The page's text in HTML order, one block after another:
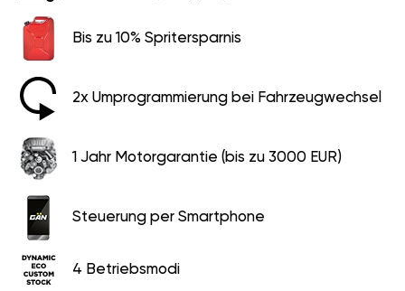
Bis zu 10% Spritersparnis
2x Umprogrammierung bei Fahrzeugwechsel
1 Jahr Motorgarantie (bis zu 3000 EUR)
Steuerung per Smartphone
4 Betriebsmodi